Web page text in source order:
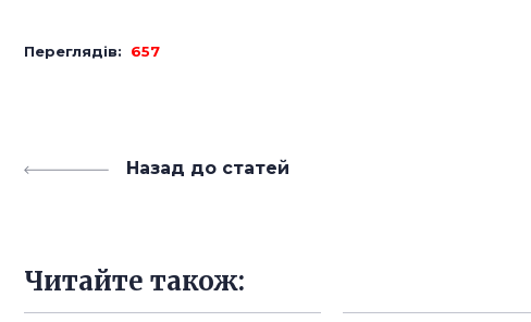
Переглядів: 657
Назад до статей
Читайте також: